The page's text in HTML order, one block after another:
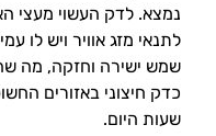
נמצא. לדק העשוי מעצי
לתנאי מזג אוויר ויש לו
שמש ישירה וחזקה, מה
כדק חיצוני באזורים
שעות היום.